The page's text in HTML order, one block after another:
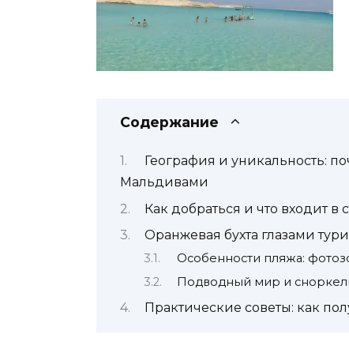
Содержание
География и уникальность:
Мальдивами
Как добраться и что входит в
Оранжевая бухта глазами
Особенности пляжа:
Подводный мир и
Практические советы: как